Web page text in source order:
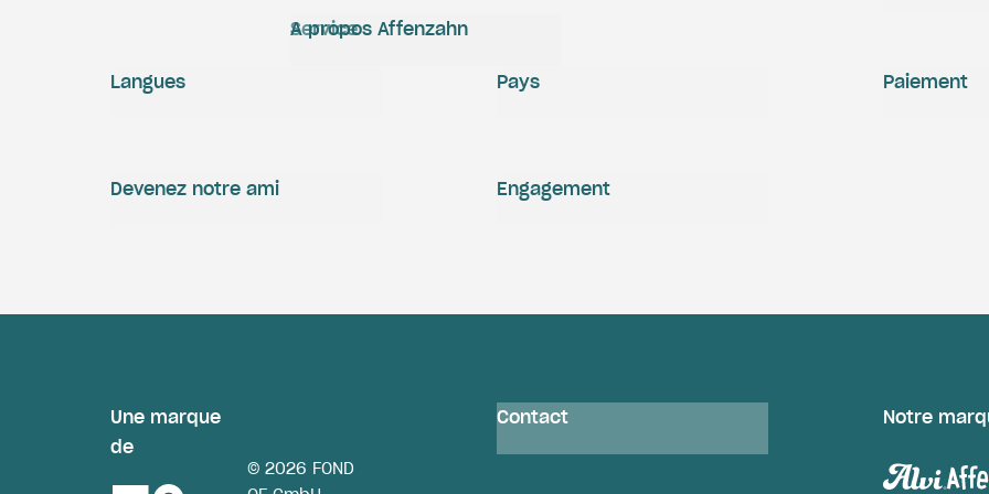
Service
A propos Affenzahn
Paiement
Engagement
Devenez notre ami
Langues Pays
Une marque
de
© 2026 FOND
Contact Notre